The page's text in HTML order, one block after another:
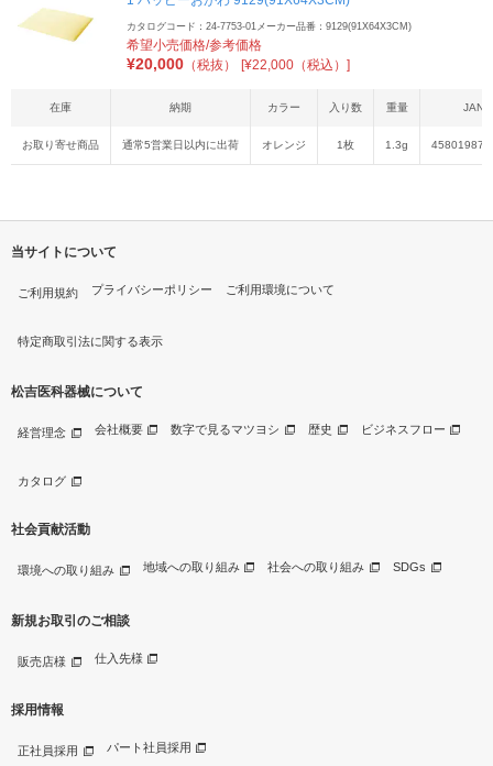
カタログコード：24-7753-01メーカー品番：9129(91X64X3CM)
希望小売価格/参考価格
¥20,000 （税抜） [¥22,000（税込）]
在庫 納期 カラー 入り数 重量 JAN
お取り寄せ商品 通常5営業日以内に出荷 オレンジ 1枚 1.3g
当サイトについて
ご利用規約 プライバシーポリシー ご利用環境について
特定商取引法に関する表示
松吉医科器械について
経営理念 会社概要 数字で見るマツヨシ 歴史 ビジネスフロー
カタログ
社会貢献活動
環境への取り組み 地域への取り組み 社会への取り組み SDGs
新規お取引のご相談
販売店様 仕入先様
採用情報
正社員採用 パート社員採用